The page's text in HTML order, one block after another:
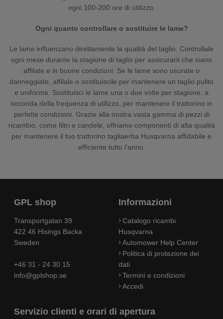
ogni 100-200 ore di utilizzo.
Ogni quanto controllare o sostituire le lame?
Le lame influenzano direttamente la qualità del taglio. Controllale
ogni mese durante la stagione di taglio per assicurarti che siano
affilate e in buone condizioni. Se le lame sono usurate o
danneggiate, affilale o sostituiscile per mantenere un taglio pulito
e uniforme. Sostituisci le lame una o due volte per stagione, a
seconda della frequenza di utilizzo, per mantenere il trattorino in
perfette condizioni. Grazie alla nostra vasta gamma di pezzi di
ricambio, come filtri e candele, offriamo componenti di alta qualità
per mantenere il tuo trattorino tagliaerba Husqvarna affidabile e
efficiente tutto l’anno.
GPL shop
Transportgatan 39
422 46 Hisings Backa
Sweden
+46 31 - 24 30 15
info@gplshop.se
Informazioni
Catalogo ricambi
Husqvarna
Automower Help Center
Politica di protezione dei
dati
Termini e condizioni
Accedi
Servizio clienti e orari di apertura